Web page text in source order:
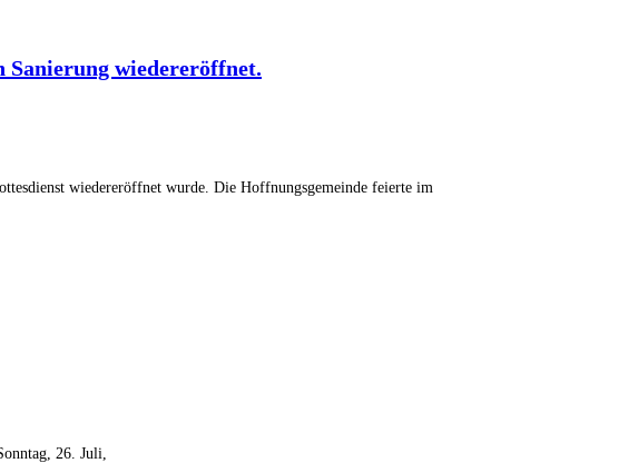
Sanierung wiedereröffnet.
wiedereröffnet wurde. Die Hoffnungsgemeinde feierte im
26. Juli,